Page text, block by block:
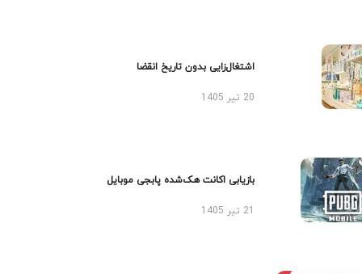
اشتغال‌زایی بدون تاریخ انقضا
20 تیر 1405
بازیابی اکانت هک‌شده پابجی موبایل